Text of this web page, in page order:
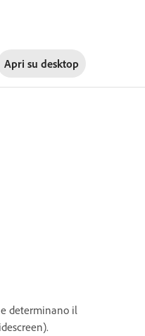
Apri su desktop
determinano il